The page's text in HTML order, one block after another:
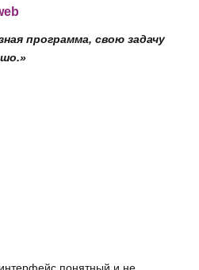
программа, свою задачу
понятный и не